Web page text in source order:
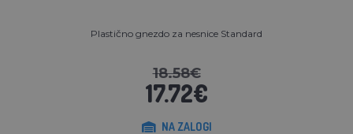
Plastično gnezdo za nesnice Standard
18.58€
17.72€
NA ZALOGI